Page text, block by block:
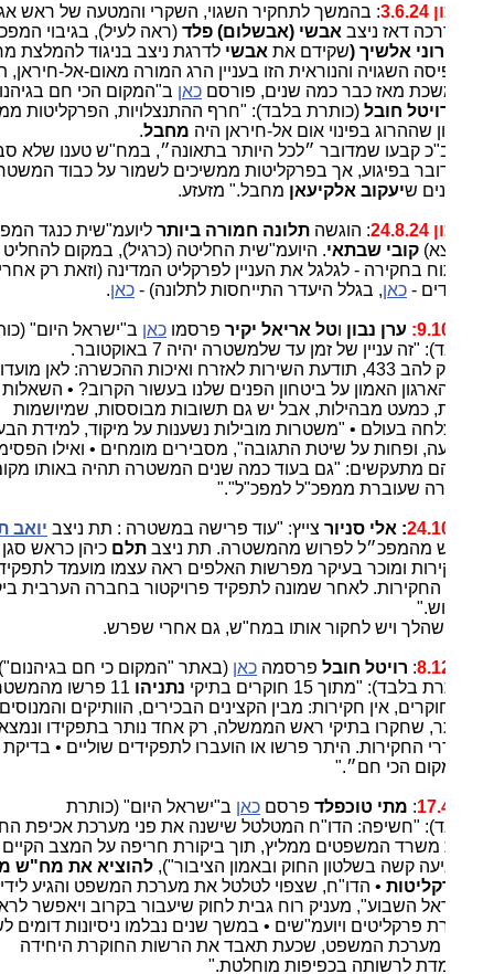
: בהמשך לתחקיר השגוי, השקרי והמטעה של ראש אגף
דאז ניצבאבשי (אבשלום) פלד(ראה לעיל), בגיבוי המפכ"ל
רוני אלשיך (שקידם אתאבשי לדרגת ניצב בניגוד להמלצת מח"ש ,
השגויה והנוראית הזו בעניין הרג המורה מאום-אל-חיראן, תפיסה
מאז כבר כמה שנים, פורסםכאןב"המקום הכי חם בגיהנום"
חובל(כותרת בלבד): "חרף ההתנצלויות, הפרקליטות ממשיכה
שההרוג בפינוי אום אל-חיראן היהמחבל .
קבעו שמדובר ״לכל היותר בתאונה״, במח"ש טענו שלא סביר
בפיגוע, אך בפרקליטות ממשיכים לשמור על כבוד המשטרה
יעקוב אלקיעאןמחבל." מזעזע.
: הוגשהתלונה חמורה ביותר ליועמ"שית כנגד המפכ"ל
קובי שבתאי. היועמ"שית החליטה (כרגיל), במקום להחליט
בחקירה - לגלגל את העניין לפרקליט המדינה (וזאת רק אחרי
כאן, בגלל היעדר התייחסות לתלונה) -כאן.
ערן נבוןוטל אריאל יקירפרסמוכאןב"ישראל היום" (כותרת
"זה עניין של זמן עד שלמשטרה יהיה 7 באוקטובר.
פירוק להב 433, תודעת השירות לאזרח ואיכות ההכשרה: לאן מועדות פניו
האמון על ביטחון הפנים שלנו בעשור הקרוב? • השאלות
כמעט מבהילות, אבל יש גם תשובות מבוססות, שמיושמות
בעולם • "משטרות מובילות נשענות על מיקוד, למידת הבעיה
ופחות על שיטת התגובה", מסבירים מומחים • ואילו הפסימיים
מתעקשים: "גם בעוד כמה שנים המשטרה תהיה באותו מקום, יש
שעוברת ממפכ"ל למפכ"ל"."
אלי סניורצייץ: "עוד פרישה במשטרה : תת ניצב יואב תלם
מהמפכ״ל לפרוש מהמשטרה. תת ניצבתלםכיהן כראש סגן אגף
ומוכר בעיקר מפרשות האלפים ראה עצמו מועמד לתפקיד ראש
לאחר שמונה לתפקיד פרויקטור בחברה הערבית ביקש
שהלך ויש לחקור אותו במח"ש, גם אחרי שפרש.
רויטל חובלפרסמהכאן(באתר "המקום כי חם בגיהנום")
"מתוך 15 חוקרים בתיקי
נתניהו11 פרשו מהמשטרה.
אין חקירות: מבין הקצינים הבכירים, הוותיקים והמנוסים
שחקרו בתיקי ראש הממשלה, רק אחד נותר בתפקידו ונמצא עדיין
החקירות. היתר פרשו או הועברו לתפקידים שוליים • בדיקת
הכי חם״."
מתי טוכפלדפרסם כאןב"ישראל היום" (כותרת
"חשיפה: הדו"ח המטלטל שישנה את פני מערכת אכיפת החוק.
משרד המשפטים ממליץ, תוך ביקורת חריפה על המצב הקיים
קשה בשלטון החוק ובאמון הציבור"),להוציא את מח"ש מידי
• הדו"ח, שצפוי לטלטל את מערכת המשפט והגיע לידי
השבוע", מעניק רוח גבית לחוק שיעבור בקרוב ויאפשר לראשונה
פרקליטים ויועמ"שים • במשך שנים נבלמו ניסיונות דומים לשינוי
מערכת המשפט, שכעת תאבד את הרשות החוקרת היחידה
לרשותה בכפיפות מוחלטת."